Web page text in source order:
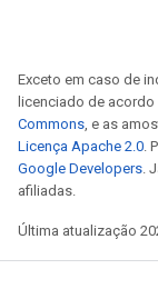
Exceto em caso de
licenciado de acordo
Commons, e as
Licença Apache 2.0.
Google Developers.
afiliadas.
Última atualização